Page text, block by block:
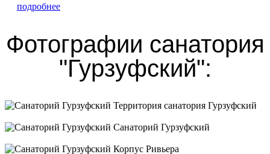
подробнее
Фотографии санатория
"Гурзуфский":